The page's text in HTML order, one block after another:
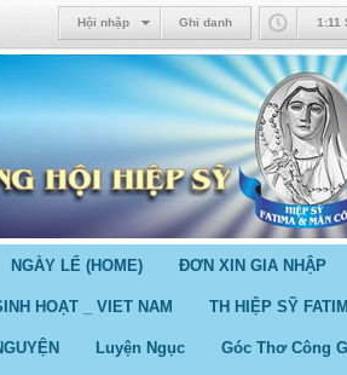
Hội nhập Ghi danh 1:11
NGÀY LỂ (HOME) ĐƠN XIN GIA NHẬP
HOẠT _ VIET NAM TH HIỆP SỸ
Luyện Ngục Góc Thơ Công